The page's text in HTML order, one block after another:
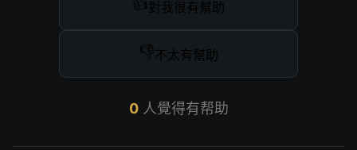
👍對我很有幫助
👎 不太有幫助
0人覺得有帮助